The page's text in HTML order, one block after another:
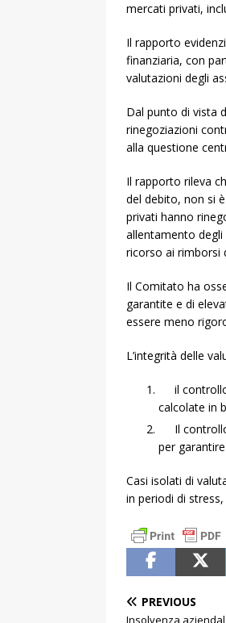
mercati privati,
Il rapporto
finanziaria, con
valutazioni degli
Dal punto di vista
rinegoziazioni
alla questione
Il rapporto rileva
del debito, non si
privati hanno
allentamento
ricorso ai rimborsi
Il Comitato ha
garantite e di
essere meno
L’integrità delle
il controllo
calcolate in
Il controllo
per
Casi isolati di
in periodi di
PREVIOUS
Insolvenza